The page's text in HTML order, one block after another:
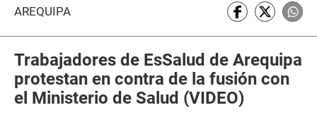
AREQUIPA
Trabajadores de EsSalud de Arequipa
protestan en contra de la fusión con
el Ministerio de Salud (VIDEO)